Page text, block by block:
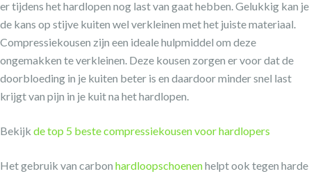
er tijdens het hardlopen nog last van gaat hebben. Gelukkig kan je
de kans op stijve kuiten wel verkleinen met het juiste materiaal.
Compressiekousen zijn een ideale hulpmiddel om deze
ongemakken te verkleinen. Deze kousen zorgen er voor dat de
doorbloeding in je kuiten beter is en daardoor minder snel last
krijgt van pijn in je kuit na het hardlopen.
Bekijk de top 5 beste compressiekousen voor hardlopers
Het gebruik van carbon hardloopschoenenhelpt ook tegen harde